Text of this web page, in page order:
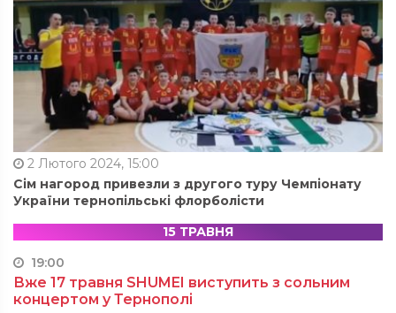
2 Лютого 2024, 15:00
Сім нагород привезли з другого туру Чемпіонату
України тернопільські флорболісти
15 ТРАВНЯ
19:00
Вже 17 травня SHUMEI виступить з сольним
концертом у Тернополі